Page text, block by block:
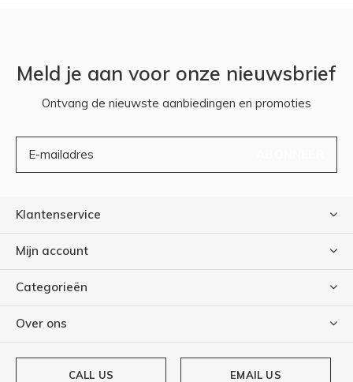
Meld je aan voor onze nieuwsbrief
Ontvang de nieuwste aanbiedingen en promoties
Klantenservice
Mijn account
Categorieën
Over ons
CALL US EMAIL US